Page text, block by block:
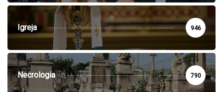
Igreja 946
Necrologia 790